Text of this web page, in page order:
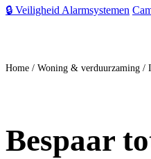
🔒 Veiligheid Alarmsystemen
Home / Woning & verduurzaming /
Bespaar